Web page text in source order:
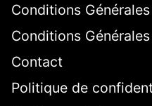
Conditions
Conditions
Contact
Politique de